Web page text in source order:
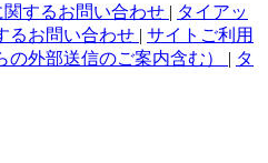
関するお問い合わせ | タイアッ
るお問い合わせ | サイトご利用
の外部送信のご案内含む） | タ